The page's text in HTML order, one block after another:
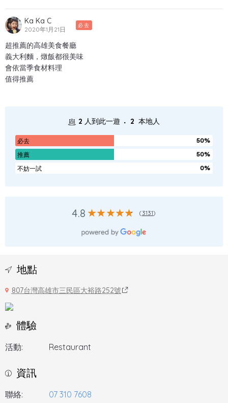
Ka Ka C
2020年1月21日
必去
超推薦的高雄美食餐廳
義大利麵，燉飯都很美味
會依當季食材料理
值得推薦
2 人到此一遊 . 2 本地人
必去
50%
推薦
50%
不妨一試
0%
4.8 (3131)
地點
807台灣高雄市三民區大裕路252號
體驗
活動: Restaurant
資訊
聯絡: 07 310 7608